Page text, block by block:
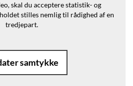
skal du acceptere statistik- og
stilles nemlig til rådighed af en
tredjepart.
samtykke